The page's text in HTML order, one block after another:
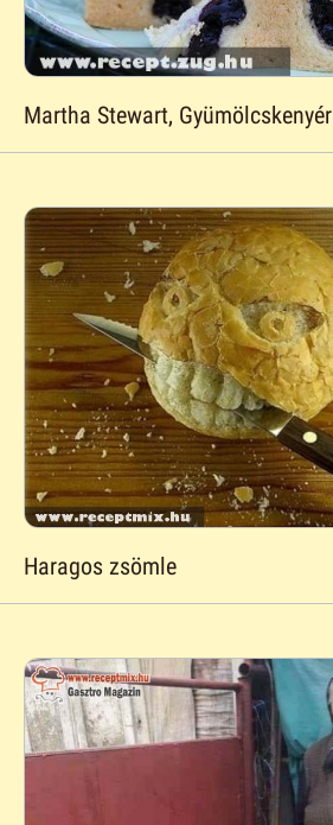
Martha Stewart, Gyümölcskenyér
Haragos zsömle